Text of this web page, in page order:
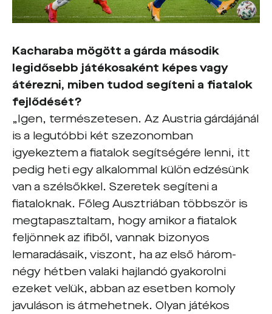
Kacharaba mögött a gárda második
legidősebb játékosaként képes vagy
átérezni, miben tudod segíteni a fiatalok
fejlődését?
„Igen, természetesen. Az Austria gárdájánál
is a legutóbbi két szezonomban
igyekeztem a fiatalok segítségére lenni, itt
pedig heti egy alkalommal külön edzésünk
van a szélsőkkel. Szeretek segíteni a
fiataloknak. Főleg Ausztriában többször is
megtapasztaltam, hogy amikor a fiatalok
feljönnek az ifiből, vannak bizonyos
lemaradásaik, viszont, ha az első három-
négy hétben valaki hajlandó gyakorolni
ezeket velük, abban az esetben komoly
javuláson is átmehetnek. Olyan játékos